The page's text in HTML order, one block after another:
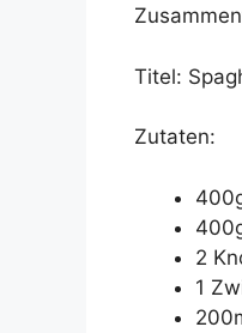
Titel:
Zutaten:
2
1